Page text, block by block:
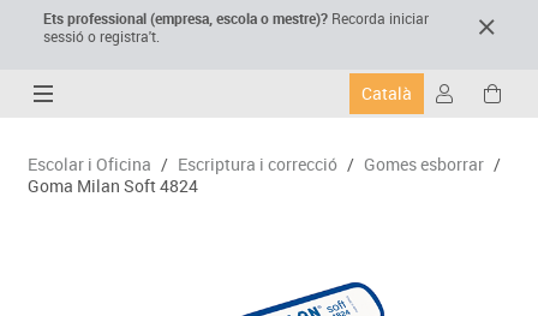
Ets professional (empresa,escola o mestre)? Recorda iniciar
sessió o registra't.
Català
Escolar i Oficina / Escriptura i correcció / Gomes esborrar /
Goma Milan Soft 4824